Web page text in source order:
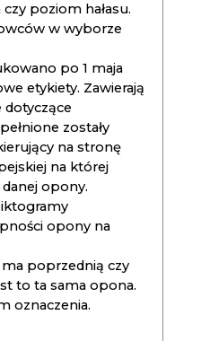
poziom hałasu.
w wyborze
po 1 maja
etykiety. Zawierają
dotyczące
zostały
na stronę
na której
opony.
opony na
poprzednią czy
to ta sama opona.
oznaczenia.